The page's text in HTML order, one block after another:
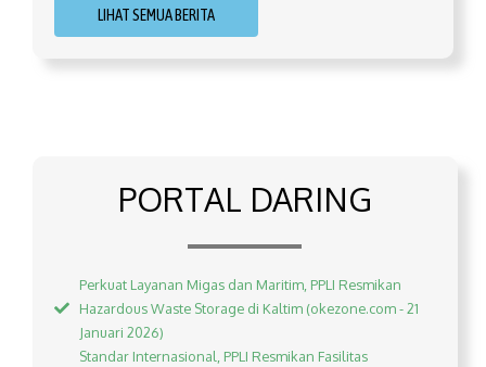
LIHAT SEMUA BERITA
PORTAL DARING
Perkuat Layanan Migas dan Maritim, PPLI Resmikan
Hazardous Waste Storage di Kaltim (okezone.com - 21
Januari 2026)
Standar Internasional, PPLI Resmikan Fasilitas